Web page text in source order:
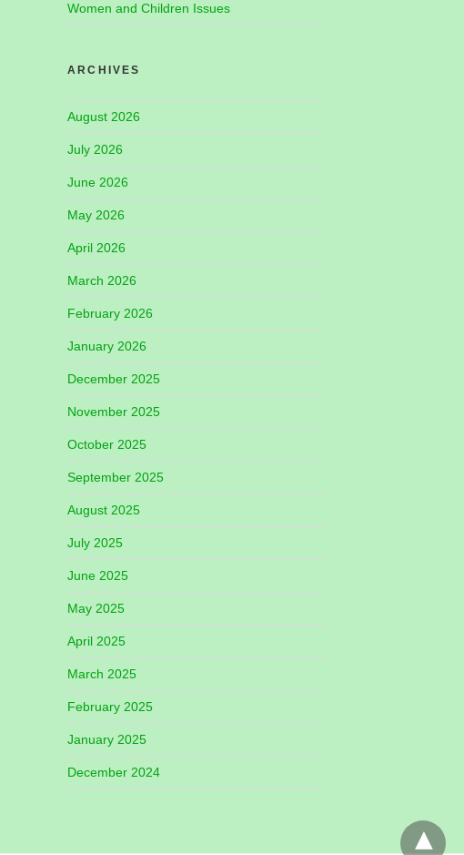
Women and Children Issues
ARCHIVES
August 2026
July 2026
June 2026
May 2026
April 2026
March 2026
February 2026
January 2026
December 2025
November 2025
October 2025
September 2025
August 2025
July 2025
June 2025
May 2025
April 2025
March 2025
February 2025
January 2025
December 2024